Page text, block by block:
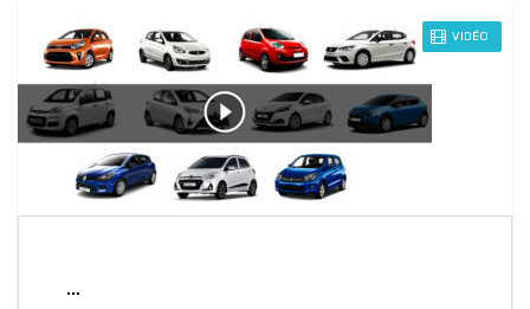
VIDÉO
...